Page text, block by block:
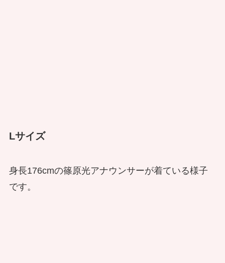
Lサイズ
身長176cmの篠原光アナウンサーが着ている様子
です。